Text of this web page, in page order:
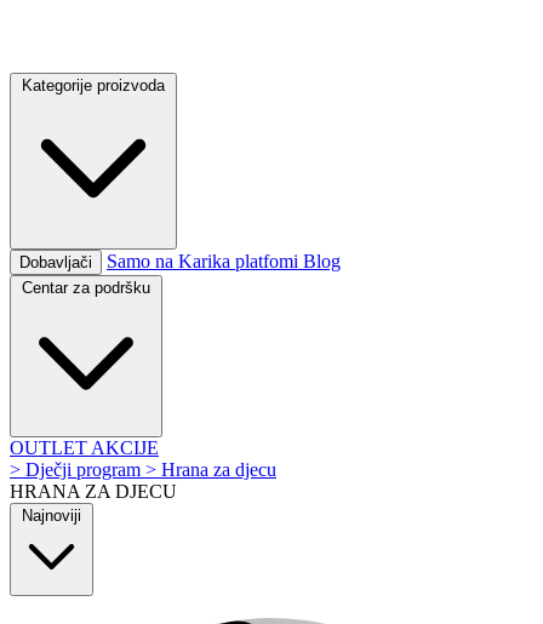
Kategorije proizvoda
Dobavljači Samo na Karika platfomi Blog
Centar za podršku
OUTLET AKCIJE
> Dječji program > Hrana za djecu
HRANA ZA DJECU
Najnoviji